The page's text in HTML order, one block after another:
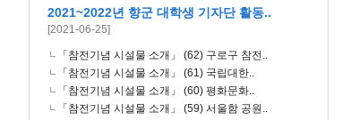
2021~2022년 향군 대학생 기자단 활동..
[2021-06-25]
「참전기념 시설물 소개」 (62) 구로구 참전..
「참전기념 시설물 소개」 (61) 국립대한..
「참전기념 시설물 소개」 (60) 평화문화..
「참전기념 시설물 소개」 (59) 서울함 공원..